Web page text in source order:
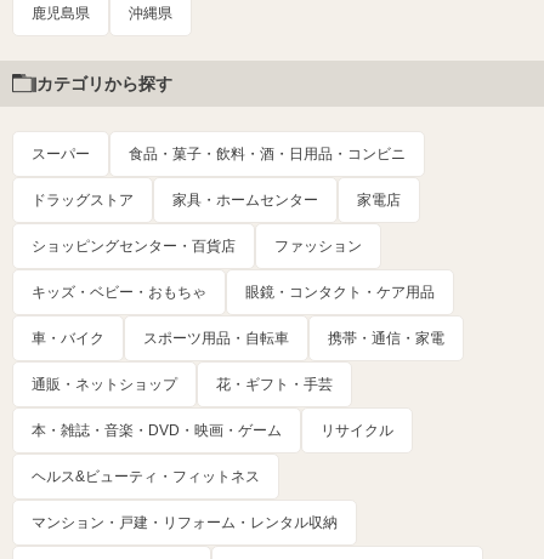
鹿児島県 沖縄県
カテゴリから探す
スーパー 食品・菓子・飲料・酒・日用品・コンビニ
ドラッグストア 家具・ホームセンター 家電店
ショッピングセンター・百貨店 ファッション
キッズ・ベビー・おもちゃ 眼鏡・コンタクト・ケア用品
車・バイク スポーツ用品・自転車 携帯・通信・家電
通販・ネットショップ 花・ギフト・手芸
本・雑誌・音楽・DVD・映画・ゲーム リサイクル
ヘルス&ビューティ・フィットネス
マンション・戸建・リフォーム・レンタル収納